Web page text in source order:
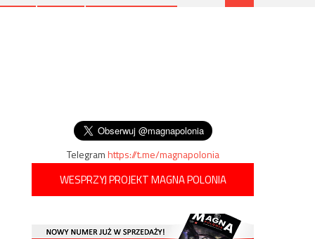
Telegramhttps://t.me/magnapolonia
WESPRZYJ PROJEKT MAGNA POLONIA